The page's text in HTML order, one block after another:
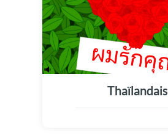
Thaïlandais